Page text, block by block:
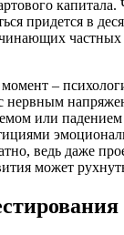
капитала.
придется в
частных
–
нервным
или падением
ведь даже
может